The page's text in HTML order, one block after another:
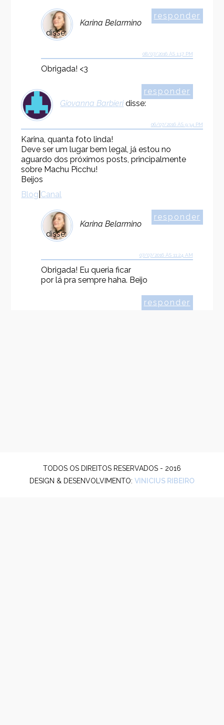
responder
Karina Belarmino
disse:
08/07/2016 ÀS 1:17 PM
Obrigada! <3
responder
Giovanna Barbieri disse:
06/07/2016 ÀS 9:34 PM
Karina, quanta foto linda!
Deve ser um lugar bem legal, já estou no
aguardo dos próximos posts, principalmente
sobre Machu Picchu!
Beijos
Blog Canal
responder
Karina Belarmino
disse:
07/07/2016 ÀS 11:24 AM
Obrigada! Eu queria ficar
por lá pra sempre haha. Beijo
responder
TODOS OS DIREITOS RESERVADOS - 2016
DESIGN & DESENVOLVIMENTO: VINICIUS RIBEIRO